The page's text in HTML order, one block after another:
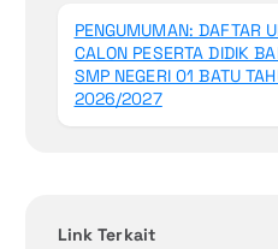
PENGUMUMAN: DAFTAR
CALON PESERTA DIDIK
SMP NEGERI 01 BATU
2026/2027
Link Terkait